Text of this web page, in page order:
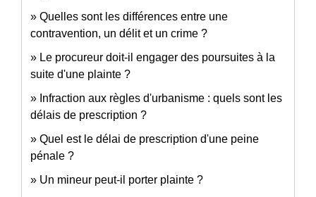
Quelles sont les différences entre une
contravention, un délit et un crime ?
Le procureur doit-il engager des poursuites à la
suite d'une plainte ?
Infraction aux règles d'urbanisme : quels sont les
délais de prescription ?
Quel est le délai de prescription d'une peine
pénale ?
Un mineur peut-il porter plainte ?